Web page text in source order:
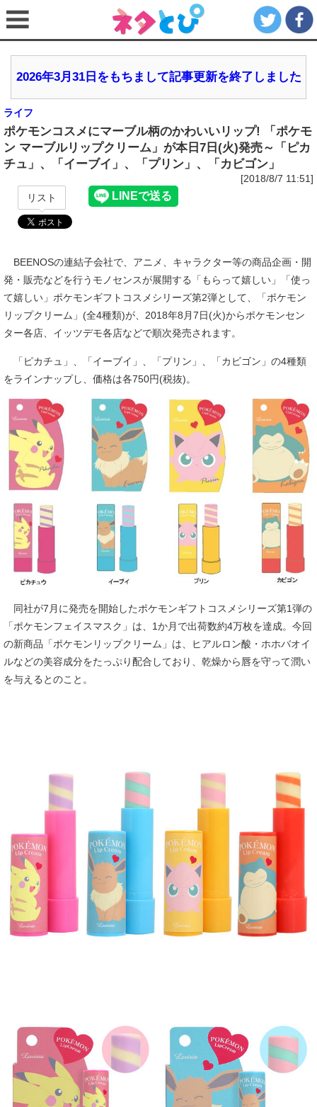
2026年3月31日をもちまして記事更新を終了しました
ライフ
ポケモンコスメにマーブル柄のかわいいリップ! 「ポケモ
ン マーブルリップクリーム」が本日7日(火)発売～「ピカ
チュ」、「イーブイ」、「プリン」、「カビゴン」
[2018/8/7 11:51]
リスト
BEENOSの連結子会社で、アニメ、キャラクター等の商品企画・開
発・販売などを行うモノセンスが展開する「もらって嬉しい」「使っ
て嬉しい」ポケモンギフトコスメシリーズ第2弾として、「ポケモン
リップクリーム」(全4種類)が、2018年8月7日(火)からポケモンセン
ター各店、イッツデモ各店などで順次発売されます。
「ピカチュ」、「イーブイ」、「プリン」、「カビゴン」の4種類
をラインナップし、価格は各750円(税抜)。
同社が7月に発売を開始したポケモンギフトコスメシリーズ第1弾の
「ポケモンフェイスマスク」は、1か月で出荷数約4万枚を達成。今回
の新商品「ポケモンリップクリーム」は、ヒアルロン酸・ホホバオイ
ルなどの美容成分をたっぷり配合しており、乾燥から唇を守って潤い
を与えるとのこと。